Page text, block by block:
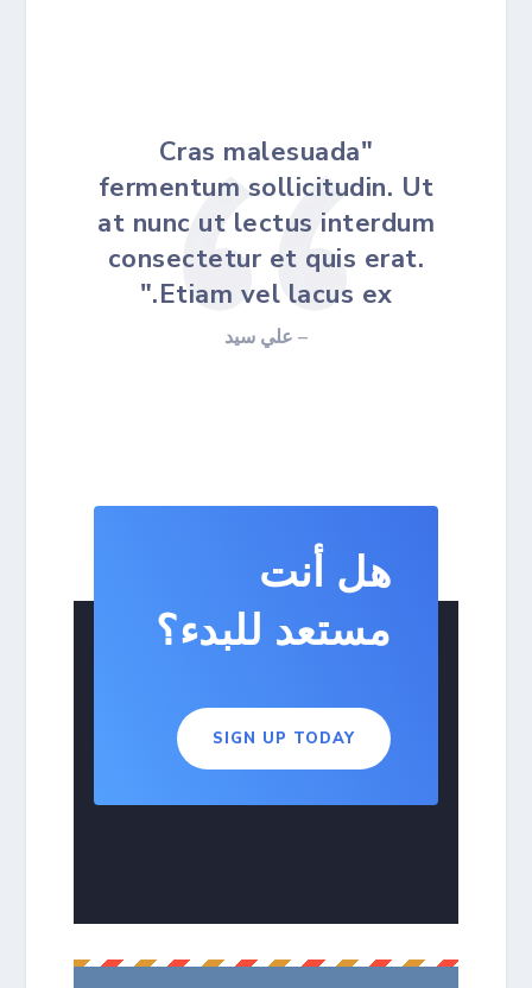
"Cras malesuada
fermentum sollicitudin. Ut
at nunc ut lectus interdum
consectetur et quis erat.
Etiam vel lacus ex."
– علي سيد
هل أنت
مستعد للبدء؟
SIGN UP TODAY